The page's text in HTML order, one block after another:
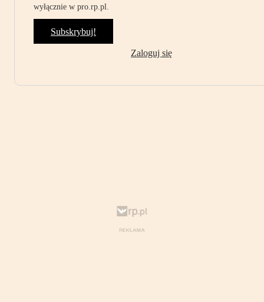
wyłącznie w pro.rp.pl.
Subskrybuj!
Zaloguj się